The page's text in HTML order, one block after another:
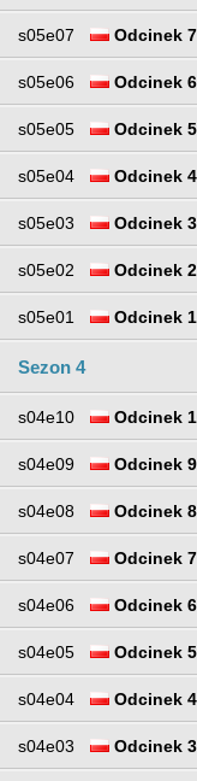
s05e07 Odcinek 7
s05e06 Odcinek 6
s05e05 Odcinek 5
s05e04 Odcinek 4
s05e03 Odcinek 3
s05e02 Odcinek 2
s05e01 Odcinek 1
Sezon 4
s04e10 Odcinek
s04e09 Odcinek 9
s04e08 Odcinek 8
s04e07 Odcinek 7
s04e06 Odcinek 6
s04e05 Odcinek 5
s04e04 Odcinek 4
s04e03 Odcinek 3